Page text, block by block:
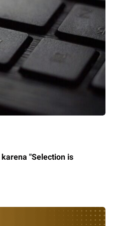
"Selection is